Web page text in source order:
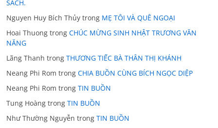
SÁCH.
Nguyen Huy Bích Thủy trong MẸ TÔI VÀ QUÊ NGOẠI
Hoai Thuong trongCHÚC MỪNG SINH NHẬT TRƯƠNG VĂN
NĂNG
Lãng Thanh trongTHƯƠNG TIẾC BÀ THÂN THỊ KHÁNH
Neang Phi Rom trongCHIA BUỒN CÙNG BÍCH NGỌC DIỆP
Neang Phi Rom trongTIN BUỒN
Tung Hoàng trongTIN BUỒN
Như Thường Nguyễn trongTIN BUỒN